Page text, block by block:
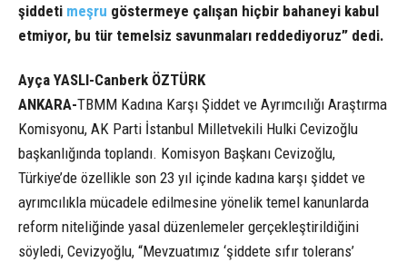
şiddeti meşru göstermeye çalışan hiçbir bahaneyi kabul
etmiyor, bu tür temelsiz savunmaları reddediyoruz” dedi.
Ayça YASLI-Canberk ÖZTÜRK
ANKARA-TBMM Kadına Karşı Şiddet ve Ayrımcılığı Araştırma
Komisyonu, AK Parti İstanbul Milletvekili Hulki Cevizoğlu
başkanlığında toplandı. Komisyon Başkanı Cevizoğlu,
Türkiye’de özellikle son 23 yıl içinde kadına karşı şiddet ve
ayrımcılıkla mücadele edilmesine yönelik temel kanunlarda
reform niteliğinde yasal düzenlemeler gerçekleştirildiğini
söyledi, Cevizyoğlu, “Mevzuatımız ‘şiddete sıfır tolerans’